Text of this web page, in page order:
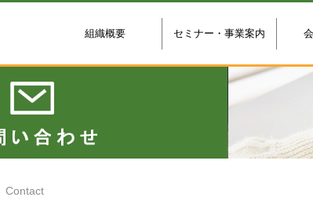
組織概要 セミナー・事業案内
Contact